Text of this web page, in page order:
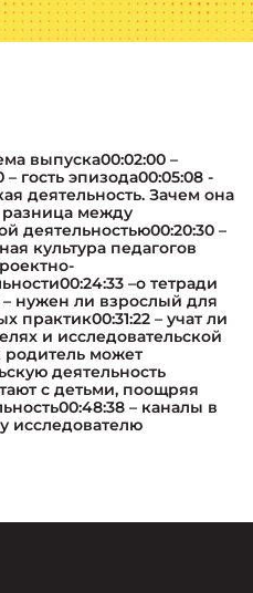
выпуска00:02:00 –
гость эпизода00:05:08 -
деятельность. Зачем она
разница между
деятельностью00:20:30 –
культура педагогов
–о тетради
– нужен ли взрослый для
практик00:31:22 – учат ли
и исследовательской
родитель может
деятельность
с детьми, поощряя
– каналы в
исследователю